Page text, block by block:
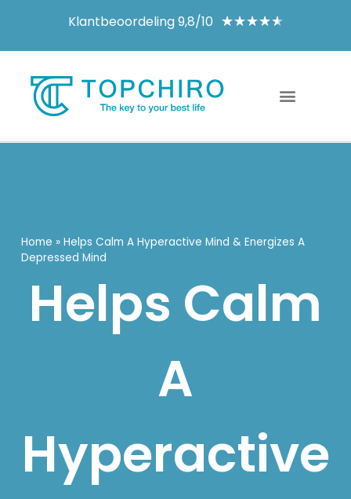
Klantbeoordeling 9,8/10 ★★★★★
Home » Helps Calm A Hyperactive Mind & Energizes A
Depressed Mind
Helps Calm
A
Hyperactive